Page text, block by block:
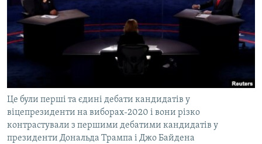
СПЕЦПРОЕКТИ
ДЕПОРТАЦІЯ
УКРАЇНСЬКА ПРОБЛЕМА КРИМУ
ІНФОГРАФІКА
ЯК ОБІЙТИ БЛОКУВАННЯ
Qırımtatar
ДОЛУЧАЙСЯ!
Це були перші та єдині дебати кандидатів у
віцепрезиденти на виборах-2020 і вони різко
контрастували з першими дебатими кандидатів у
президенти Дональда Трампа і Джо Байдена